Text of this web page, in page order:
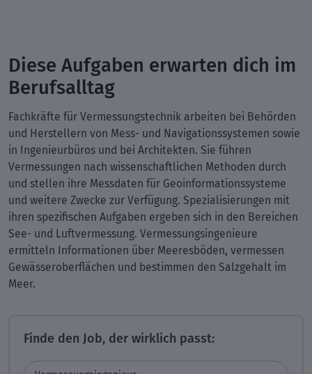
Diese Aufgaben erwarten dich im
Berufsalltag
Fachkräfte für Vermessungstechnik arbeiten bei Behörden
und Herstellern von Mess- und Navigationssystemen sowie
in Ingenieurbüros und bei Architekten. Sie führen
Vermessungen nach wissenschaftlichen Methoden durch
und stellen ihre Messdaten für Geoinformationssysteme
und weitere Zwecke zur Verfügung. Spezialisierungen mit
ihren spezifischen Aufgaben ergeben sich in den Bereichen
See- und Luftvermessung. Vermessungsingenieure
ermitteln Informationen über Meeresböden, vermessen
Gewässeroberflächen und bestimmen den Salzgehalt im
Meer.
Finde den Job, der wirklich passt: